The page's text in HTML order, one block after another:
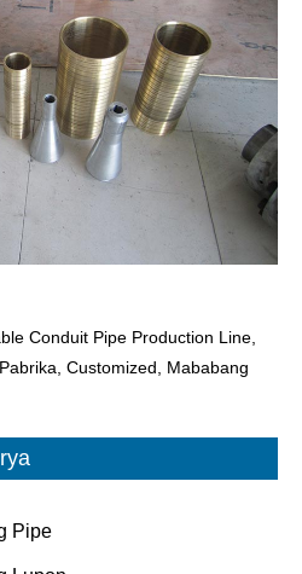
Conduit Pipe Production Line,
Customized, Mababang
Pipe